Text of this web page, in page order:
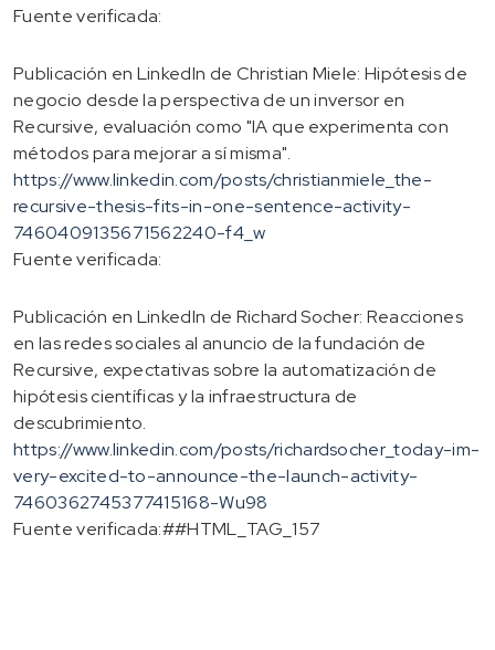
Fuente verificada:
Publicación en LinkedIn de Christian Miele: Hipótesis de
negocio desde la perspectiva de un inversor en
Recursive, evaluación como "IA que experimenta con
métodos para mejorar a sí misma".
https://www.linkedin.com/posts/christianmiele_the-
recursive-thesis-fits-in-one-sentence-activity-
7460409135671562240-f4_w
Fuente verificada:
Publicación en LinkedIn de Richard Socher: Reacciones
en las redes sociales al anuncio de la fundación de
Recursive, expectativas sobre la automatización de
hipótesis científicas y la infraestructura de
descubrimiento.
https://www.linkedin.com/posts/richardsocher_today-im-
very-excited-to-announce-the-launch-activity-
7460362745377415168-Wu98
Fuente verificada:##HTML_TAG_157